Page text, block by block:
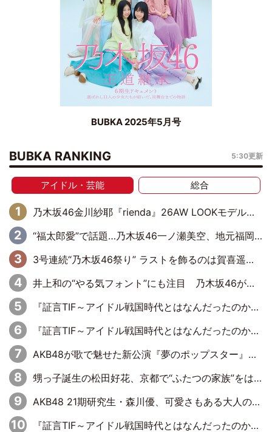
BUBKA 2025年5月号
BUBKA RANKING 5:30更新
アイドル・芸能 総合
乃木坂46金川紗耶『rienda』26AW LOOKモデルに就任
“福太郎愛”で話題…乃木坂46一ノ瀬美空、地元福岡『めんべい25周年トップサポーター』に就任
3号連続“乃木坂46祭り” ラストを飾るのは賀喜遥香…5年ぶりの登場に「5年分大人になった私を見ていただけたら」
井上和の“やる気フォント”にも注目 乃木坂46が挑んだ書道パフォーマンスの舞台裏
『証言TIF～アイドル戦国時代とはなんだったのか～』第6回：でんぱ組.inc・古川未鈴×相沢梨紗「『ハロプロやりたかったな』って言ったら、夢眠ねむさんに『てめえはでんぱ組．incなんだよ！』って肩パンされて(笑)」
『証言TIF～アイドル戦国時代とはなんだったのか～』第11回：私立恵比寿中学・真山りか×安本彩花「TIFで10年ぶりのキョンシーメイクをしたら、場を完全に引かせてしまって。時代が変わったんだなって」
AKB48が歌で魅せた新公演『夢のポップスター』 初日から全身全霊のステージ
甥っ子誕生の松田好花、京都で“ふたつの家族”をはしご！ “母”黒谷友香に見送られ、“父”松岡昌宏とはハシゴ酒
AKB48 21期研究生・森川優、可愛さもある大人の女性に
『証言TIF～アイドル戦国時代とはなんだったのか～』第10回：さくら学院・武藤彩未×飯田らうら「正直、中3で辞めるというのを信じてなくて。そう言われてはいたけど、嘘でしょって」